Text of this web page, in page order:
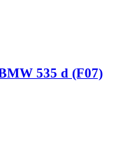
535 d (F07)